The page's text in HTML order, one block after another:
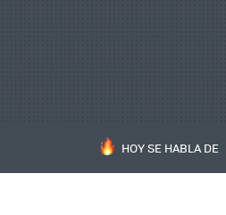
HOY SE HABLA DE